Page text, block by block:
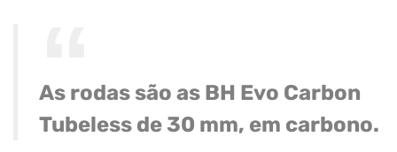
As rodas são as BH Evo Carbon
Tubeless de 30 mm, em carbono.